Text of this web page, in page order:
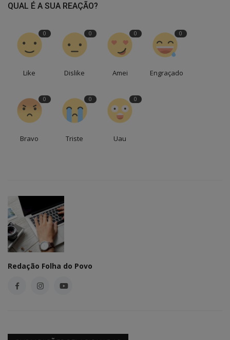
QUAL É A SUA REAÇÃO?
0
Like
0
Dislike
0
Amei
0
Engraçado
0
Bravo
0
Triste
0
Uau
Redação Folha do Povo